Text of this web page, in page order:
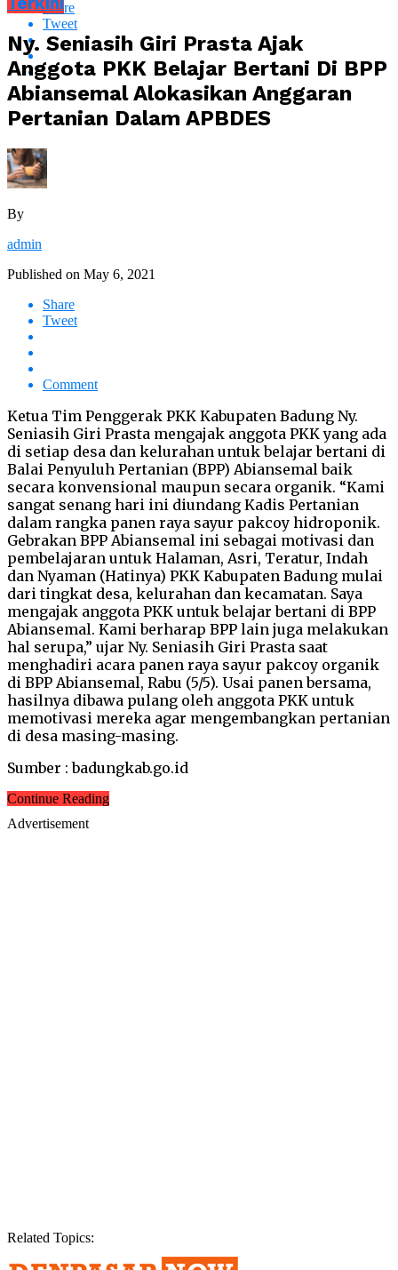
Share
Tweet
Ny. Seniasih Giri Prasta Ajak
Anggota PKK Belajar Bertani Di BPP
Abiansemal Alokasikan Anggaran
Pertanian Dalam APBDES
By
admin
Published on May 6, 2021
Share
Tweet
Comment
Ketua Tim Penggerak PKK Kabupaten Badung Ny.
Seniasih Giri Prasta mengajak anggota PKK yang ada
di setiap desa dan kelurahan untuk belajar bertani di
Balai Penyuluh Pertanian (BPP) Abiansemal baik
secara konvensional maupun secara organik. “Kami
sangat senang hari ini diundang Kadis Pertanian
dalam rangka panen raya sayur pakcoy hidroponik.
Gebrakan BPP Abiansemal ini sebagai motivasi dan
pembelajaran untuk Halaman, Asri, Teratur, Indah
dan Nyaman (Hatinya) PKK Kabupaten Badung mulai
dari tingkat desa, kelurahan dan kecamatan. Saya
mengajak anggota PKK untuk belajar bertani di BPP
Abiansemal. Kami berharap BPP lain juga melakukan
hal serupa,” ujar Ny. Seniasih Giri Prasta saat
menghadiri acara panen raya sayur pakcoy organik
di BPP Abiansemal, Rabu (5/5). Usai panen bersama,
hasilnya dibawa pulang oleh anggota PKK untuk
memotivasi mereka agar mengembangkan pertanian
di desa masing-masing.
Sumber : badungkab.go.id
Continue Reading
Advertisement
Related Topics: